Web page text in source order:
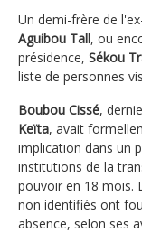
Un demi-frère de
Aguibou Tall, ou
présidence, Sékou
liste de personnes
Boubou Cissé,
Keïta, avait
implication dans un
institutions de la
pouvoir en 18 mois.
non identifiés ont
absence, selon ses